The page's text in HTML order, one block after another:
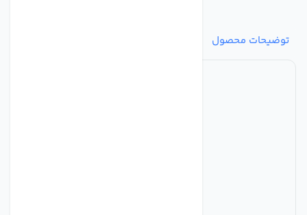
توضیحات محصول